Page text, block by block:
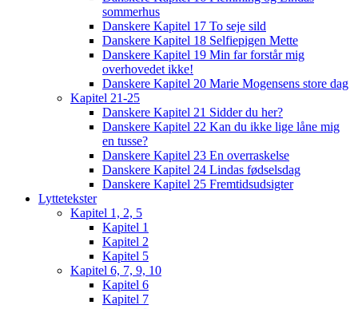
sommerhus
Danskere Kapitel 17 To seje sild
Danskere Kapitel 18 Selfiepigen Mette
Danskere Kapitel 19 Min far forstår mig
overhovedet ikke!
Danskere Kapitel 20 Marie Mogensens store dag
Kapitel 21-25
Danskere Kapitel 21 Sidder du her?
Danskere Kapitel 22 Kan du ikke lige låne mig
en tusse?
Danskere Kapitel 23 En overraskelse
Danskere Kapitel 24 Lindas fødselsdag
Danskere Kapitel 25 Fremtidsudsigter
Lyttetekster
Kapitel 1, 2, 5
Kapitel 1
Kapitel 2
Kapitel 5
Kapitel 6, 7, 9, 10
Kapitel 6
Kapitel 7